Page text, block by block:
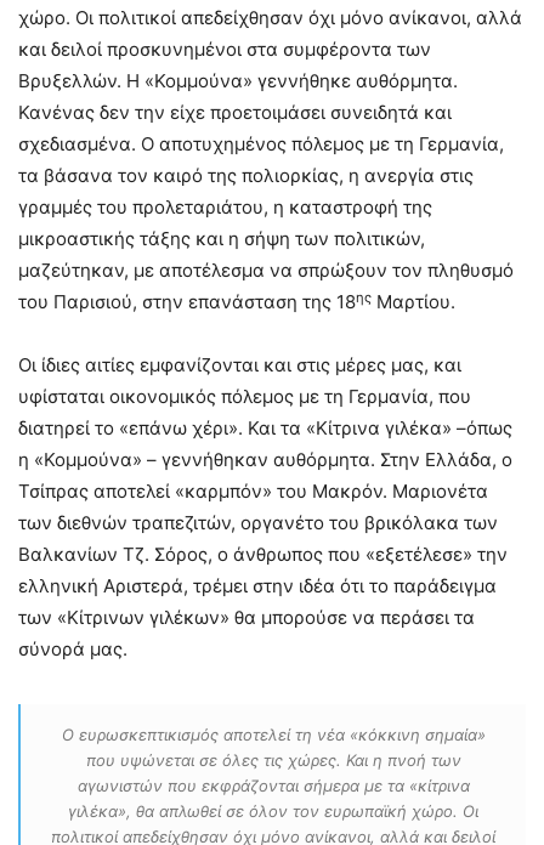
χώρο. Οι πολιτικοί απεδείχθησαν όχι μόνο ανίκανοι, αλλά
και δειλοί προσκυνημένοι στα συμφέροντα των
Βρυξελλών. Η «Κομμούνα» γεννήθηκε αυθόρμητα.
Κανένας δεν την είχε προετοιμάσει συνειδητά και
σχεδιασμένα. Ο αποτυχημένος πόλεμος με τη Γερμανία,
τα βάσανα τον καιρό της πολιορκίας, η ανεργία στις
γραμμές του προλεταριάτου, η καταστροφή της
μικροαστικής τάξης και η σήψη των πολιτικών,
μαζεύτηκαν, με αποτέλεσμα να σπρώξουν τον πληθυσμό
του Παρισιού, στην επανάσταση της 18ης Μαρτίου.
Οι ίδιες αιτίες εμφανίζονται και στις μέρες μας, και
υφίσταται οικονομικός πόλεμος με τη Γερμανία, που
διατηρεί το «επάνω χέρι». Και τα «Κίτρινα γιλέκα» –όπως
η «Κομμούνα» – γεννήθηκαν αυθόρμητα. Στην Ελλάδα, ο
Τσίπρας αποτελεί «καρμπόν» του Μακρόν. Μαριονέτα
των διεθνών τραπεζιτών, οργανέτο του βρικόλακα των
Βαλκανίων Τζ. Σόρος, ο άνθρωπος που «εξετέλεσε» την
ελληνική Αριστερά, τρέμει στην ιδέα ότι το παράδειγμα
των «Κίτρινων γιλέκων» θα μπορούσε να περάσει τα
σύνορά μας.
Ο ευρωσκεπτικισμός αποτελεί τη νέα «κόκκινη σημαία»
που υψώνεται σε όλες τις χώρες. Και η πνοή των
αγωνιστών που εκφράζονται σήμερα με τα «κίτρινα
γιλέκα», θα απλωθεί σε όλον τον ευρωπαϊκή χώρο. Οι
πολιτικοί απεδείχθησαν όχι μόνο ανίκανοι, αλλά και δειλοί